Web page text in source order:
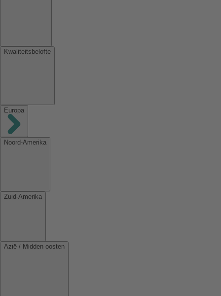
Kwaliteitsbelofte
Europa
Noord-Amerika
Zuid-Amerika
Azië / Midden oosten